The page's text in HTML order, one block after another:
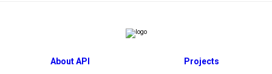
About API Projects